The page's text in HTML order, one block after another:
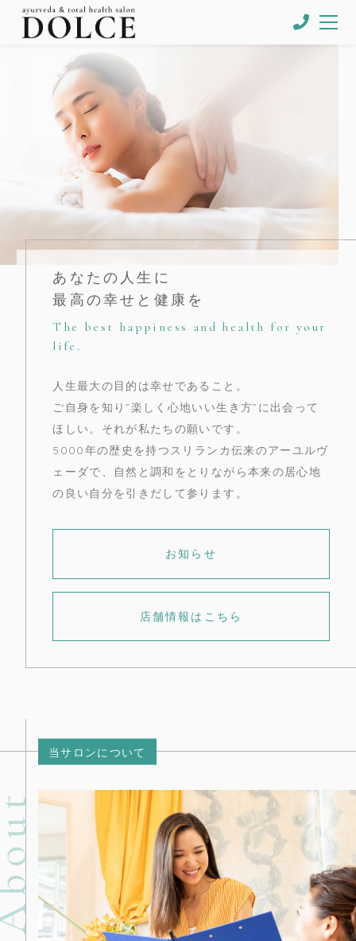
あなたの人生に
最高の幸せと健康を
The best happiness and health for your
life.
人生最大の目的は幸せであること。
ご自身を知り”楽しく心地いい生き方”に出会って
ほしい。それが私たちの願いです。
5000年の歴史を持つスリランカ伝来のアーユルヴ
ェーダで、自然と調和をとりながら本来の居心地
の良い自分を引きだして参ります。
お知らせ
店舗情報はこちら
当サロンについて